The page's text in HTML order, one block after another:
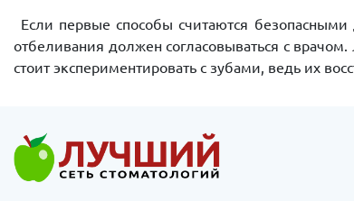
Если первые способы считаются
отбеливания должен согласовываться с
стоит экспериментировать с зубами, ведь их